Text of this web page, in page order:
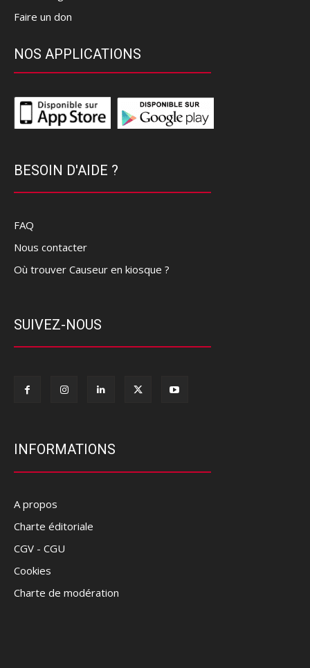
Faire un don
NOS APPLICATIONS
BESOIN D'AIDE ?
FAQ
Nous contacter
Où trouver Causeur en kiosque ?
SUIVEZ-NOUS
INFORMATIONS
A propos
Charte éditoriale
CGV - CGU
Cookies
Charte de modération